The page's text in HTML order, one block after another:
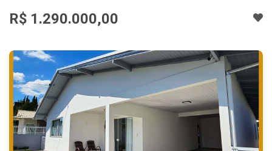
R$ 1.290.000,00